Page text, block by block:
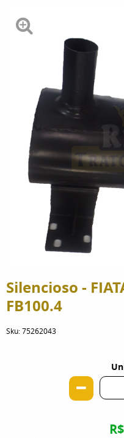
Silencioso -
FB100.4
Sku:75262043